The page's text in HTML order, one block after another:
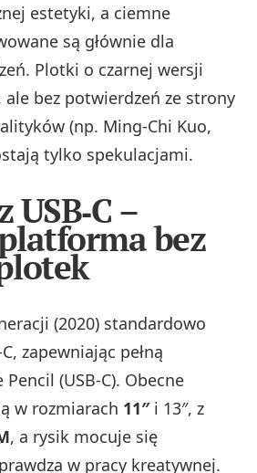
estetyki, a ciemne
są głównie dla
Plotki o czarnej wersji
bez potwierdzeń ze strony
(np. Ming‑Chi Kuo,
tylko spekulacjami.
–
bez
(2020) standardowo
zapewniając pełną
(USB‑C). Obecne
w rozmiarach 11″i 13″, z
, a rysik mocuje się
w pracy kreatywnej.